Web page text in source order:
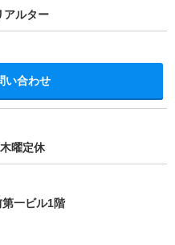
力2項目！
い合わせ
ージ）１ 1階
建
％／【更新保証料】１０，０００
水廻り美装代）
ービス １６５０円（月額）
アルター
い合わせ
木曜定休
一ビル1階